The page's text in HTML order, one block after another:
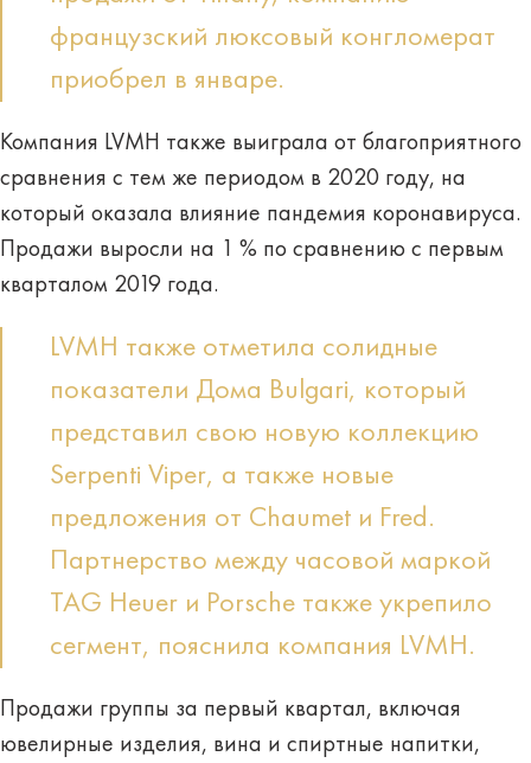
французский люксовый конгломерат
приобрел в январе.
Компания LVMH также выиграла от благоприятного
сравнения с тем же периодом в 2020 году, на
который оказала влияние пандемия коронавируса.
Продажи выросли на 1 % по сравнению с первым
кварталом 2019 года.
LVMH также отметила солидные
показатели Дома Bulgari, который
представил свою новую коллекцию
Serpenti Viper, а также новые
предложения от Chaumet и Fred.
Партнерство между часовой маркой
TAG Heuer и Porsche также укрепило
сегмент, пояснила компания LVMH.
Продажи группы за первый квартал, включая
ювелирные изделия, вина и спиртные напитки,